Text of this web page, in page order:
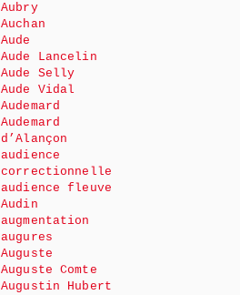
Aubry
Auchan
Aude
Aude Lancelin
Aude Selly
Aude Vidal
Audemard
Audemard
d’Alançon
audience
correctionnelle
audience fleuve
Audin
augmentation
augures
Auguste
Auguste Comte
Augustin Hubert